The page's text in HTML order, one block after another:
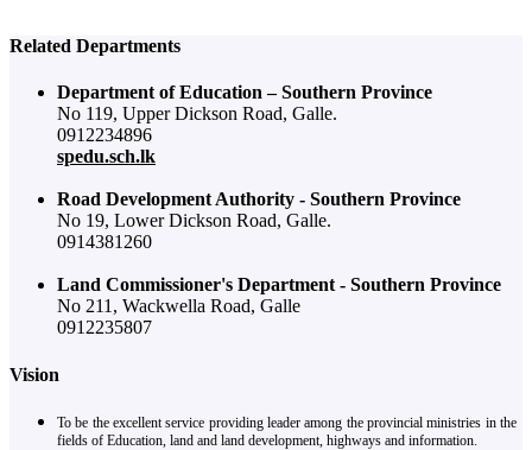
Related Departments
Department of Education – Southern Province
No 119, Upper Dickson Road, Galle.
0912234896
spedu.sch.lk
Road Development Authority - Southern Province
No 19, Lower Dickson Road, Galle.
0914381260
Land Commissioner's Department - Southern Province
No 211, Wackwella Road, Galle
0912235807
Vision
To be the excellent service providing leader among the provincial ministries in the
fields of Education, land and land development, highways and information.